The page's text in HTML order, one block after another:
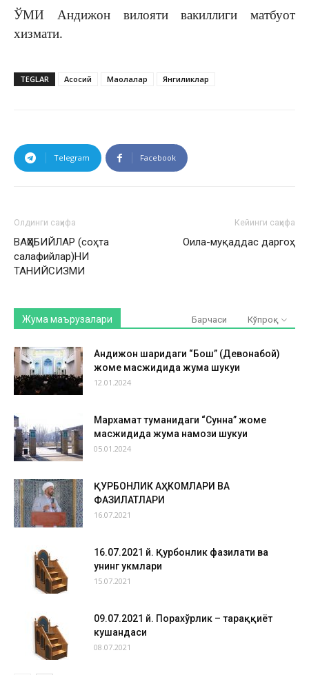
ЎМИ Андижон вилояти вакиллиги матбуот
хизмати.
TEGLAR Асосий Мақолалар Янгиликлар
Telegram Facebook
Олдинги саҳифа
ВАҲҲОБИЙЛАР (соҳта
салафийлар)НИ
ТАНИЙСИЗМИ
Кейинги саҳифа
Оила-муқаддас даргоҳ
Жума маърузалари Барчаси Кўпроқ
Андижон шаҳридаги “Бош” (Девонабой)
жоме масжидида жума шукуҳи
12.01.2024
Мархамат туманидаги “Сунна” жоме
масжидида жума намози шукуҳи
05.01.2024
ҚУРБОНЛИК АҲКОМЛАРИ ВА
ФАЗИЛАТЛАРИ
16.07.2021
16.07.2021 й. Қурбонлик фазилати ва
унинг ҳукмлари
15.07.2021
09.07.2021 й. Порахўрлик – тараққиёт
кушандаси
08.07.2021